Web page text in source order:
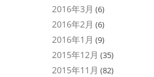
2016年3月 (6)
2016年2月 (6)
2016年1月 (9)
2015年12月 (35)
2015年11月 (82)